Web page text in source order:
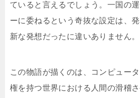
ていると言えるでしょう。一国の
ーに委ねるという奇抜な設定は、
新な発想だったに違いありません。
この物語が描くのは、コンピュー
権を持つ世界における人間の滑稽